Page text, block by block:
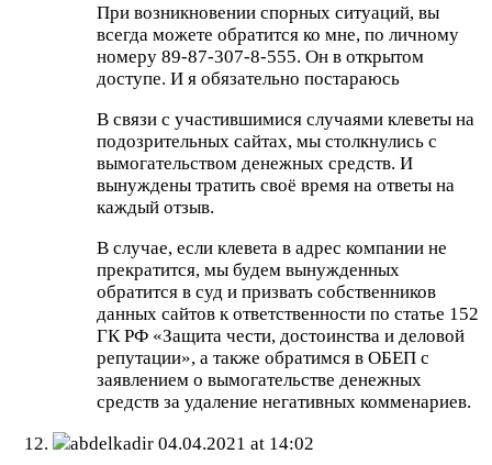
При возникновении спорных ситуаций, вы
всегда можете обратится ко мне, по личному
номеру 89-87-307-8-555. Он в открытом
доступе. И я обязательно постараюсь
В связи с участившимися случаями клеветы на
подозрительных сайтах, мы столкнулись с
вымогательством денежных средств. И
вынуждены тратить своё время на ответы на
каждый отзыв.
В случае, если клевета в адрес компании не
прекратится, мы будем вынужденных
обратится в суд и призвать собственников
данных сайтов к ответственности по статье 152
ГК РФ «Защита чести, достоинства и деловой
репутации», а также обратимся в ОБЕП с
заявлением о вымогательстве денежных
средств за удаление негативных комменариев.
abdelkadir 04.04.2021 at 14:02